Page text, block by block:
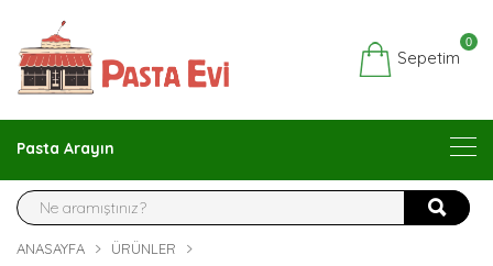
Sepetim
0
Pasta Arayın
ANASAYFA
ÜRÜNLER